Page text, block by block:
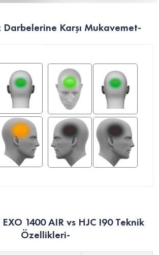
Darbelerine Karşı Mukavemet-
1400 AIR vs HJC I90 Teknik
Özellikleri-